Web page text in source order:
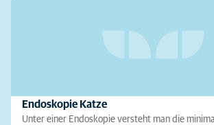
Endoskopie Katze
Unter einer Endoskopie versteht man die